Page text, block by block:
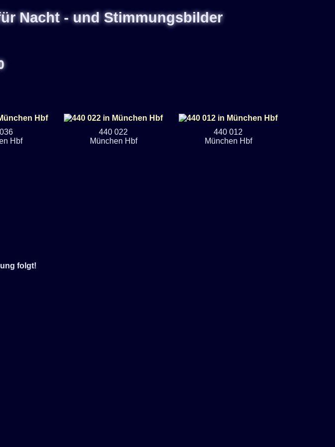
Nacht - und Stimmungsbilder
Hbf
440 022
München Hbf
440 012
München Hbf